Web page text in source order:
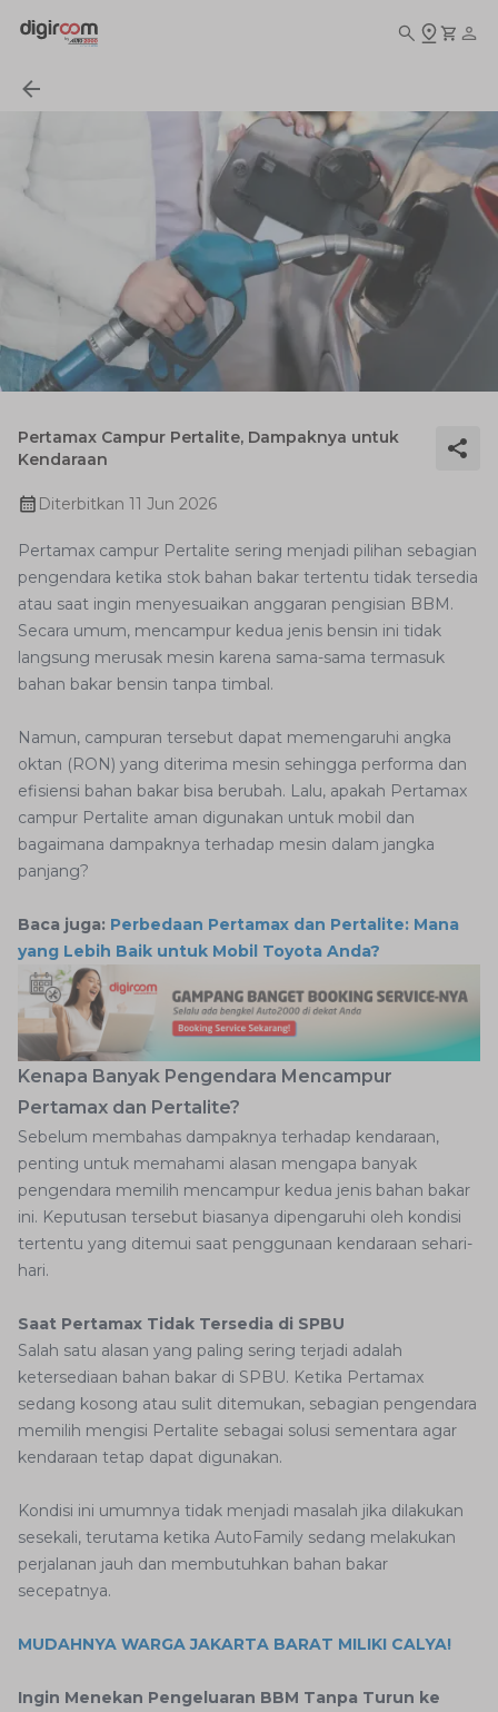
Pertamax Campur Pertalite, Dampaknya untuk
Kendaraan
Diterbitkan 11 Jun 2026
Pertamax campur Pertalite sering menjadi pilihan sebagian
pengendara ketika stok bahan bakar tertentu tidak tersedia
atau saat ingin menyesuaikan anggaran pengisian BBM.
Secara umum, mencampur kedua jenis bensin ini tidak
langsung merusak mesin karena sama-sama termasuk
bahan bakar bensin tanpa timbal.
Namun, campuran tersebut dapat memengaruhi angka
oktan (RON) yang diterima mesin sehingga performa dan
efisiensi bahan bakar bisa berubah. Lalu, apakah Pertamax
campur Pertalite aman digunakan untuk mobil dan
bagaimana dampaknya terhadap mesin dalam jangka
panjang?
Baca juga: Perbedaan Pertamax dan Pertalite: Mana
yang Lebih Baik untuk Mobil Toyota Anda?
Kenapa Banyak Pengendara Mencampur
Pertamax dan Pertalite?
Sebelum membahas dampaknya terhadap kendaraan,
penting untuk memahami alasan mengapa banyak
pengendara memilih mencampur kedua jenis bahan bakar
ini. Keputusan tersebut biasanya dipengaruhi oleh kondisi
tertentu yang ditemui saat penggunaan kendaraan sehari-
hari.
Saat Pertamax Tidak Tersedia di SPBU
Salah satu alasan yang paling sering terjadi adalah
ketersediaan bahan bakar di SPBU. Ketika Pertamax
sedang kosong atau sulit ditemukan, sebagian pengendara
memilih mengisi Pertalite sebagai solusi sementara agar
kendaraan tetap dapat digunakan.
Kondisi ini umumnya tidak menjadi masalah jika dilakukan
sesekali, terutama ketika AutoFamily sedang melakukan
perjalanan jauh dan membutuhkan bahan bakar
secepatnya.
MUDAHNYA WARGA JAKARTA BARAT MILIKI CALYA!
Ingin Menekan Pengeluaran BBM Tanpa Turun ke